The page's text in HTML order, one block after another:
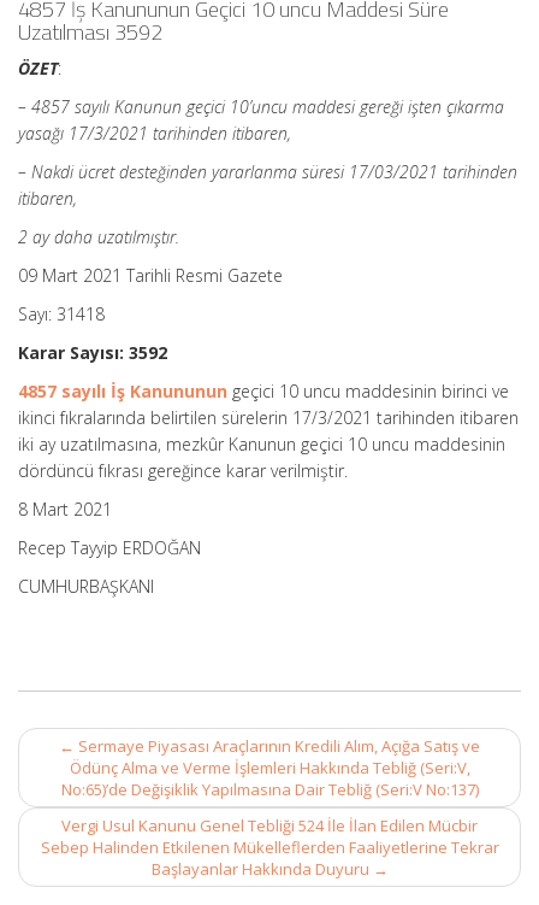
4857 İş Kanununun Geçici 10 uncu Maddesi Süre
Uzatılması 3592
ÖZET:
– 4857 sayılı Kanunun geçici 10’uncu maddesi gereği işten çıkarma
yasağı 17/3/2021 tarihinden itibaren,
– Nakdi ücret desteğinden yararlanma süresi 17/03/2021 tarihinden
itibaren,
2 ay daha uzatılmıştır.
09 Mart 2021 Tarihli Resmi Gazete
Sayı: 31418
Karar Sayısı: 3592
4857 sayılı İş Kanununun geçici 10 uncu maddesinin birinci ve
ikinci fıkralarında belirtilen sürelerin 17/3/2021 tarihinden itibaren
iki ay uzatılmasına, mezkûr Kanunun geçici 10 uncu maddesinin
dördüncü fıkrası gereğince karar verilmiştir.
8 Mart 2021
Recep Tayyip ERDOĞAN
CUMHURBAŞKANI
Post
navigation
← Sermaye Piyasası Araçlarının Kredili Alım, Açığa Satış ve
Ödünç Alma ve Verme İşlemleri Hakkında Tebliğ (Seri:V,
No:65)’de Değişiklik Yapılmasına Dair Tebliğ (Seri:V No:137)
Vergi Usul Kanunu Genel Tebliği 524 İle İlan Edilen Mücbir
Sebep Halinden Etkilenen Mükelleflerden Faaliyetlerine Tekrar
Başlayanlar Hakkında Duyuru →